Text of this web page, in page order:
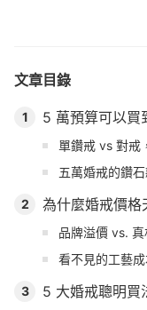
文章目錄
1 5 萬預算可以買
單鑽戒 vs 對戒
五萬婚戒的鑽
2 為什麼婚戒價格
品牌溢價 vs.
看不見的工藝
3 5 大婚戒聰明買